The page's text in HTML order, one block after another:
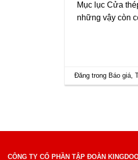
Mục lục Cửa
những vậy còn
Đăng trong Báo giá ,
CÔNG TY CỔ PHẦN TẬP ĐOÀN